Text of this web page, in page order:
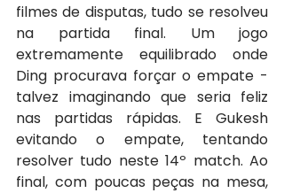
filmes de disputas, tudo se resolveu
na partida final. Um jogo
extremamente equilibrado onde
Ding procurava forçar o empate -
talvez imaginando que seria feliz
nas partidas rápidas. E Gukesh
evitando o empate, tentando
resolver tudo neste 14º match. Ao
final, com poucas peças na mesa,